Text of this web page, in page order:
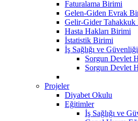
Faturalama Birimi
Gelen-Giden Evrak
Gelir-Gider
Hasta Hakları Birimi
İstatistik Birimi
İş Sağlığı ve
Sorgun Devlet
Sorgun Devlet
Projeler
Diyabet Okulu
Eğitimler
İş Sağlığı ve